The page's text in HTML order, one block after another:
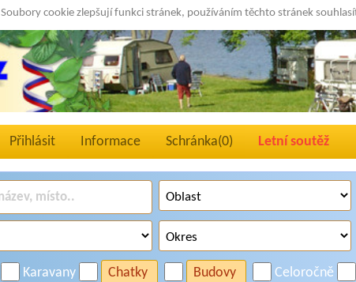
Soubory cookie zlepšují funkci stránek, používáním těchto stránek
Přihlásit Informace Schránka(0) Letní soutěž
Karavany Chatky Budovy Celoročně